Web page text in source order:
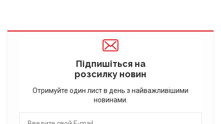
Підпишіться на
розсилку новин
Отримуйте один лист в день з найважливішими
новинами.